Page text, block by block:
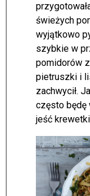
świeżych
wyjątkowo
szybkie w
pomidorów
pietruszki i
zachwycił.
często będę
jeść